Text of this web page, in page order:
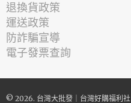
退換貨政策
運送政策
防詐騙宣導
電子發票查詢
© 2026. 台灣大批發｜台灣好購福利社